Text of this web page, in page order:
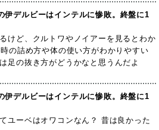
伊デルビーはインテルに惨敗。終盤に1
けど、クルトワやノイアーを見るとわか
の詰め方や体の使い方がわかりやすい
足の抜き方がどうかなと思うんだよ
伊デルビーはインテルに惨敗。終盤に1
ユーベはオワコンなん？ 昔は良かった